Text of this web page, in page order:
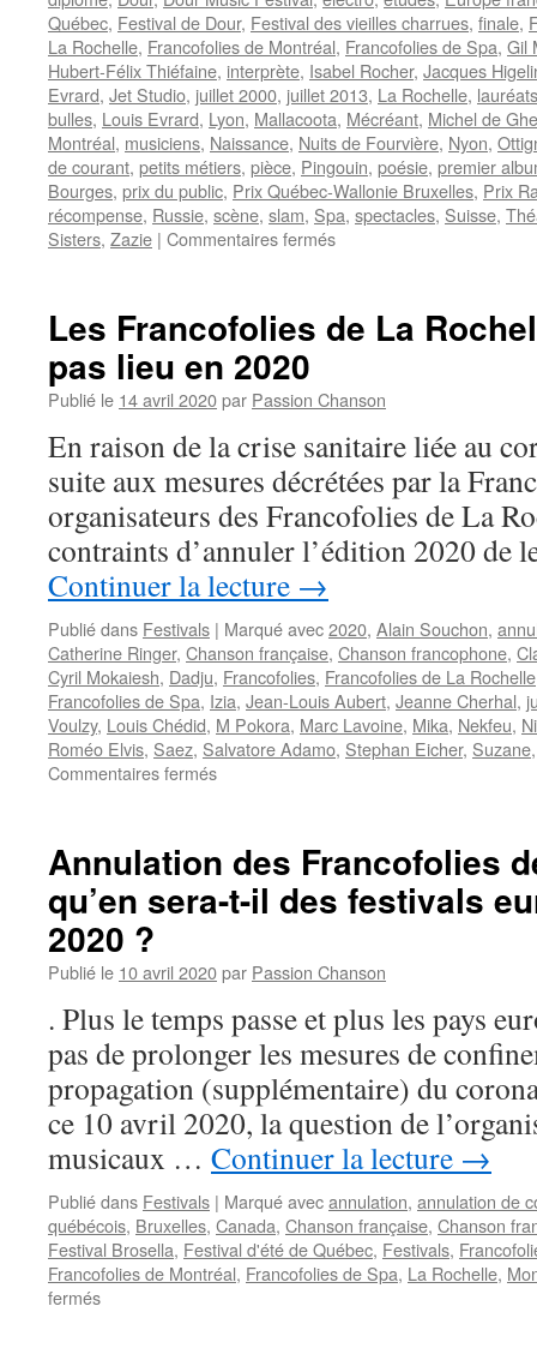
Québec, Festival de Dour, Festival des vieilles charrues, finale,
La Rochelle, Francofolies de Montréal, Francofolies de Spa, Gil
Hubert-Félix Thiéfaine, interprète, Isabel Rocher, Jacques
Evrard, Jet Studio, juillet 2000, juillet 2013, La Rochelle, lauréats
bulles, Louis Evrard, Lyon, Mallacoota, Mécréant, Michel de
Montréal, musiciens, Naissance, Nuits de Fourvière, Nyon,
de courant, petits métiers, pièce, Pingouin, poésie, premier
Bourges, prix du public, Prix Québec-Wallonie Bruxelles, Prix
récompense, Russie, scène, slam, Spa, spectacles, Suisse,
Sisters, Zazie | Commentaires ferméssur
Les Francofolies de La
pas lieu en 2020
Publié le 14 avril 2020par Passion Chanson
En raison de la crise sanitaire liée au
suite aux mesures décrétées par la
organisateurs des Francofolies de La
contraints d’annuler l’édition 2020
Continuer la lecture →
Publié dans Festivals | Marqué avec2020, Alain Souchon,
Catherine Ringer, Chanson française, Chanson francophone,
Cyril Mokaiesh, Dadju, Francofolies, Francofolies de La Rochelle
Francofolies de Spa, Izia, Jean-Louis Aubert, Jeanne Cherhal,
Voulzy, Louis Chédid, M Pokora, Marc Lavoine, Mika, Nekfeu,
Roméo Elvis, Saez, Salvatore Adamo, Stephan Eicher, Suzane
Commentaires ferméssur
La
Rochelle
(F)
lieu
en
2020
Annulation des Francofolies
qu’en sera-t-il des festivals
2020 ?
Publié le 10 avril 2020par Passion Chanson
. Plus le temps passe et plus les pays
pas de prolonger les mesures de
propagation (supplémentaire) du
ce 10 avril 2020, la question de
musicaux … Continuer la lecture →
Publié dans Festivals | Marqué avecannulation, annulation de
québécois, Bruxelles, Canada, Chanson française, Chanson
Festival Brosella, Festival d'été de Québec, Festivals,
Francofolies de Montréal, Francofolies de Spa, La Rochelle,
ferméssur